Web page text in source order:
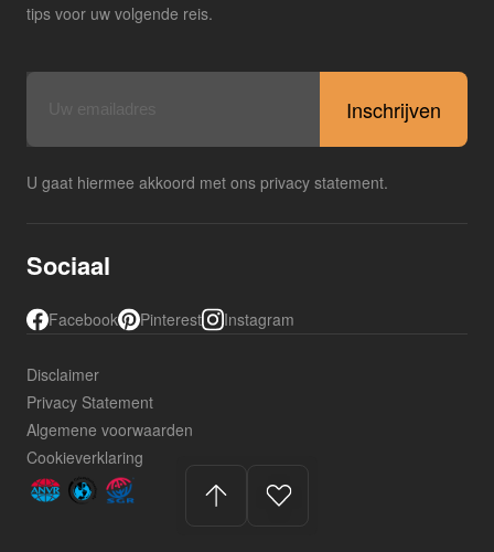
tips voor uw volgende reis.
U gaat hiermee akkoord met ons privacy statement.
Sociaal
Facebook Pinterest Instagram
Disclaimer
Privacy Statement
Algemene voorwaarden
Cookieverklaring